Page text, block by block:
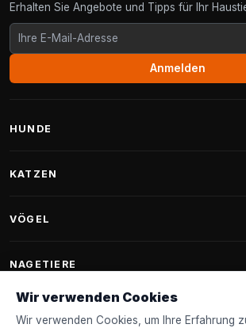
Erhalten Sie Angebote und Tipps für Ihr
Anmelden
HUNDE
Fantail Hundebetten
KATZEN
Kratzbäume
Kratzbäume für Maine Coon
Kratzbaum-Ersatzteile
VÖGEL
Futterhäuschen
NAGETIERE
Kaninchenfutter
FANTAIL
Wir verwenden Cookies
Wir verwenden Cookies, um Ihre Erfahrung